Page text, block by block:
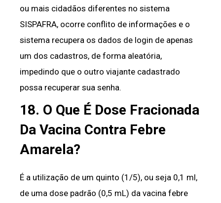
ou mais cidadãos diferentes no sistema
SISPAFRA, ocorre conflito de informações e o
sistema recupera os dados de login de apenas
um dos cadastros, de forma aleatória,
impedindo que o outro viajante cadastrado
possa recuperar sua senha.
18. O Que É Dose Fracionada
Da Vacina Contra Febre
Amarela?
É a utilização de um quinto (1/5), ou seja 0,1 ml,
de uma dose padrão (0,5 mL) da vacina febre